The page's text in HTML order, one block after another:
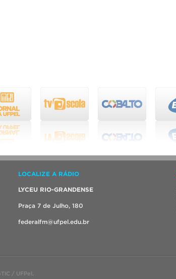
LOCALIZE A RÁDIO
LYCEU RIO-GRANDENSE
Praça 7 de Julho, 180
federalfm@ufpel.edu.br
/ UFPel .